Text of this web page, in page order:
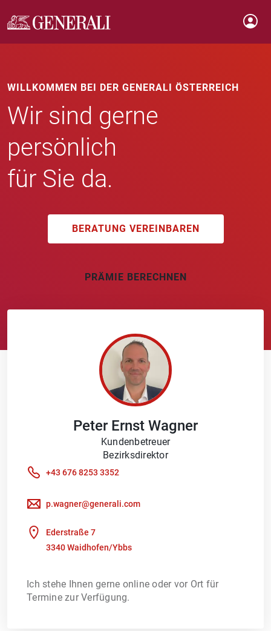
WILLKOMMEN BEI DER GENERALI ÖSTERREICH
Wir sind gerne
persönlich
für Sie da.
BERATUNG VEREINBAREN
PRÄMIE BERECHNEN
Peter Ernst Wagner
Kundenbetreuer
Bezirksdirektor
+43 676 8253 3352
p.wagner@generali.com
Ederstraße 7
3340 Waidhofen/Ybbs
Ich stehe Ihnen gerne online oder vor Ort für
Termine zur Verfügung.